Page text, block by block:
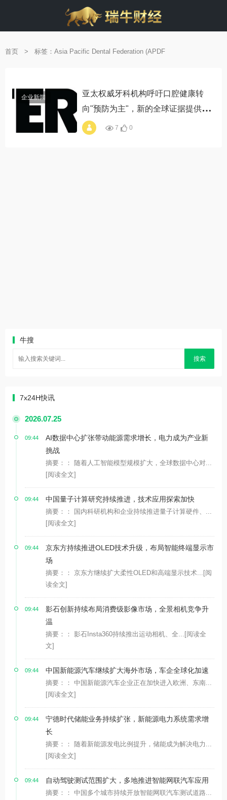
首页 > 标签：Asia Pacific Dental Federation (APDF
企业新闻
亚太权威牙科机构呼吁口腔健康转
向"预防为主"，新的全球证据提供有
力支撑
7 0
牛搜
搜索
7x24H快讯
2026.07.25
09:44
AI数据中心扩张带动能源需求增长，电力成为产业新
挑战
摘要：： 随着人工智能模型规模扩大，全球数据中心对...
[阅读全文]
09:44 中国量子计算研究持续推进，技术应用探索加快
摘要：： 国内科研机构和企业持续推进量子计算硬件、...
[阅读全文]
09:44
京东方持续推进OLED技术升级，布局智能终端显示市
场
摘要：： 京东方继续扩大柔性OLED和高端显示技术... [阅
读全文]
09:44
影石创新持续布局消费级影像市场，全景相机竞争升
温
摘要：： 影石Insta360持续推出运动相机、全... [阅读全
文]
09:44 中国新能源汽车继续扩大海外市场，车企全球化加速
摘要：： 中国新能源汽车企业正在加快进入欧洲、东南...
[阅读全文]
09:44
宁德时代储能业务持续扩张，新能源电力系统需求增
长
摘要：： 随着新能源发电比例提升，储能成为解决电力...
[阅读全文]
09:44 自动驾驶测试范围扩大，多地推进智能网联汽车应用
摘要：： 中国多个城市持续开放智能网联汽车测试道路...